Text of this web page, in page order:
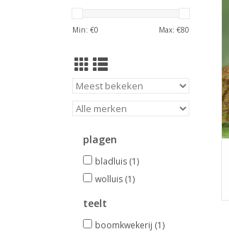
Min: €0 Max: €80
plagen
bladluis (1)
wolluis (1)
teelt
boomkwekerij (1)